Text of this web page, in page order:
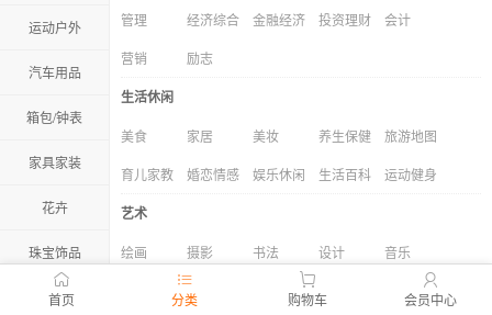
运动户外
汽车用品
箱包/钟表
家具家装
花卉
珠宝饰品
教育培训
管理 经济综合 金融经济 投资理财 会计
营销 励志
生活休闲
美食 家居 美妆 养生保健 旅游地图
育儿家教 婚恋情感 娱乐休闲 生活百科 运动健身
艺术
绘画 摄影 书法 设计 音乐
油画 民间艺术 更多
首页 分类 购物车 会员中心